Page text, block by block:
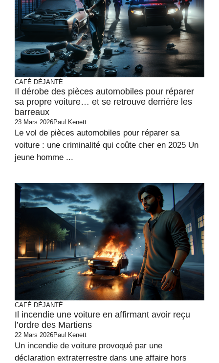
CAFÉ DÉJANTÉ
Il dérobe des pièces automobiles pour réparer
sa propre voiture… et se retrouve derrière les
barreaux
23 Mars 2026Paul Kenett
Le vol de pièces automobiles pour réparer sa
voiture : une criminalité qui coûte cher en 2025 Un
jeune homme ...
CAFÉ DÉJANTÉ
Il incendie une voiture en affirmant avoir reçu
l’ordre des Martiens
22 Mars 2026Paul Kenett
Un incendie de voiture provoqué par une
déclaration extraterrestre dans une affaire hors